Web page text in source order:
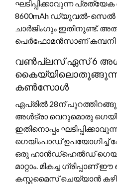
ഘടിപ്പിക്കാവുന്ന
8600mAh ഡ്യുവൽ-സെൽ
ചാർജിംഗും ഇതിനുണ്ട്.
പെർഫോമൻസാണ്
വൺപ്ലസ് ഏസ് 6
കൈയ്യിലൊതുങ്ങുന്ന
കൺസോൾ
ഏപ്രിൽ 28ന്
അൾട്രാ വെറുമൊരു
ഇതിനൊപ്പം
ഗെയിംപാഡ്
ഒരു ഹാൻഡ്‌ഹെൽഡ്
മാറ്റാം. മികച്ച
കസ്റ്റമൈസ് ചെയ്യാൻ